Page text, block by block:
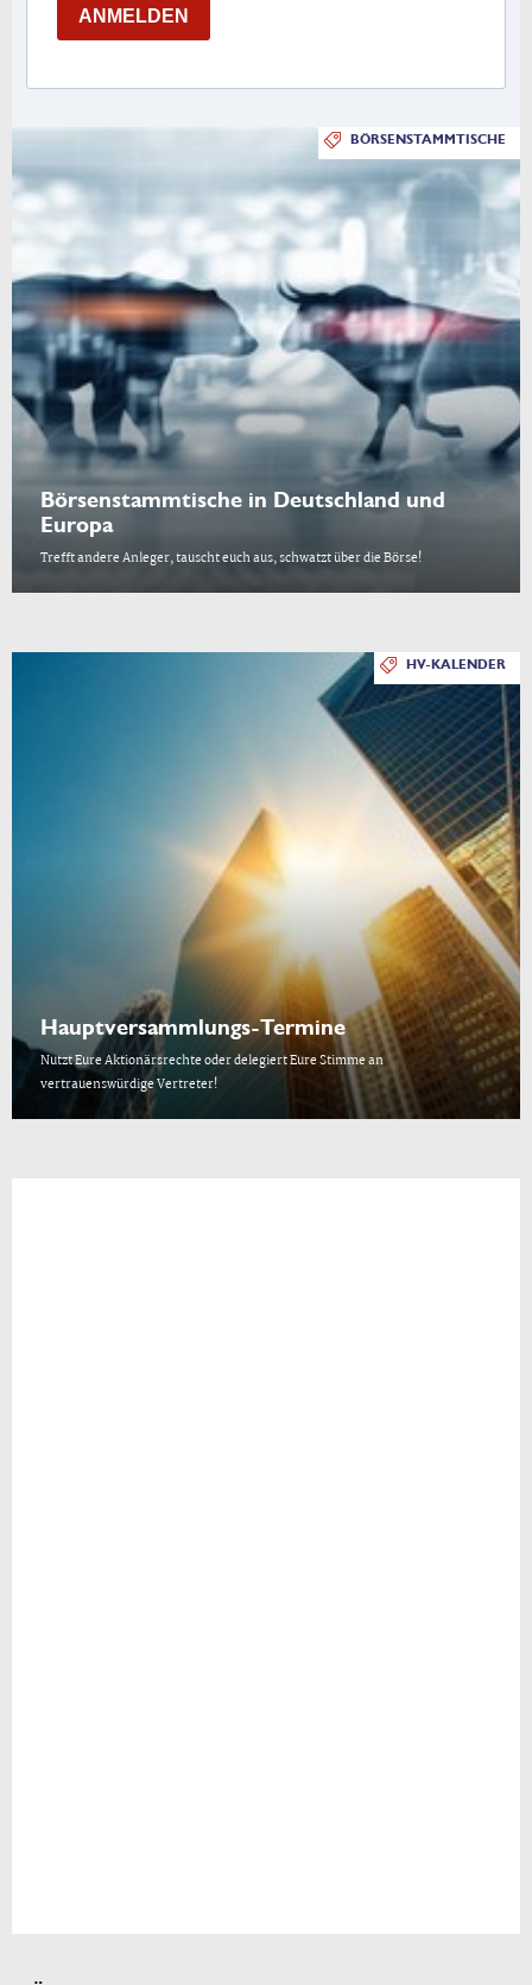
ANMELDEN
BÖRSENSTAMMTISCHE
Börsenstammtische in Deutschland und
Europa
Trefft andere Anleger, tauscht euch aus, schwatzt über die Börse!
HV-KALENDER
Hauptversammlungs-Termine
Nutzt Eure Aktionärsrechte oder delegiert Eure Stimme an
vertrauenswürdige Vertreter!